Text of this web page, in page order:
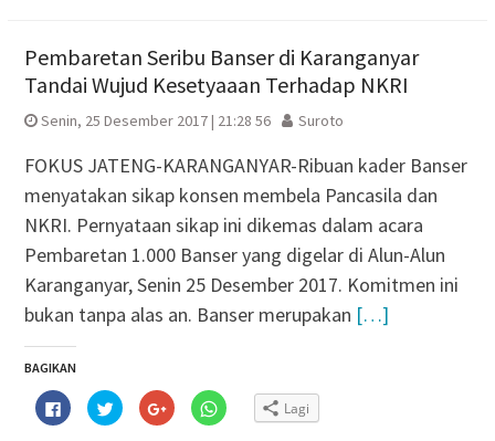
Pembaretan Seribu Banser di Karanganyar
Tandai Wujud Kesetyaaan Terhadap NKRI
Senin, 25 Desember 2017 | 21:28 56 Suroto
FOKUS JATENG-KARANGANYAR-Ribuan kader Banser
menyatakan sikap konsen membela Pancasila dan
NKRI. Pernyataan sikap ini dikemas dalam acara
Pembaretan 1.000 Banser yang digelar di Alun-Alun
Karanganyar, Senin 25 Desember 2017. Komitmen ini
bukan tanpa alas an. Banser merupakan […]
BAGIKAN
Klik
untuk
membagikan
Klik
untuk
berbagi
Klik
untuk
berbagi
Klik
untuk Lagi